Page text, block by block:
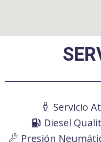
Servicio
Diesel
Presión